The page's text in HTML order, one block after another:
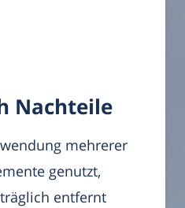
Nachteile
mehrerer
genutzt,
entfernt